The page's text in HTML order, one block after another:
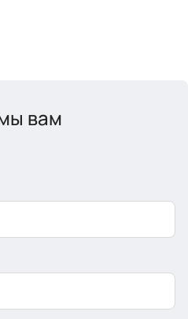
вам